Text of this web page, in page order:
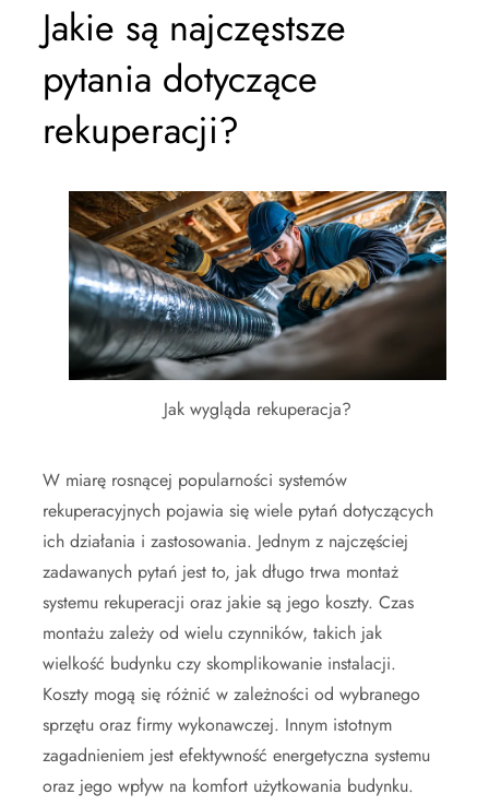
Jakie są najczęstsze
pytania dotyczące
rekuperacji?
Jak wygląda rekuperacja?
W miarę rosnącej popularności systemów
rekuperacyjnych pojawia się wiele pytań dotyczących
ich działania i zastosowania. Jednym z najczęściej
zadawanych pytań jest to, jak długo trwa montaż
systemu rekuperacji oraz jakie są jego koszty. Czas
montażu zależy od wielu czynników, takich jak
wielkość budynku czy skomplikowanie instalacji.
Koszty mogą się różnić w zależności od wybranego
sprzętu oraz firmy wykonawczej. Innym istotnym
zagadnieniem jest efektywność energetyczna systemu
oraz jego wpływ na komfort użytkowania budynku.